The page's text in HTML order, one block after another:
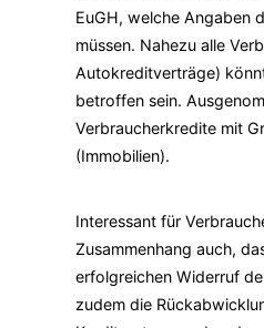
EuGH, welche Angaben
müssen. Nahezu alle
Autokreditverträge)
betroffen sein.
Verbraucherkredite mit
(Immobilien).
Interessant für
Zusammenhang auch,
erfolgreichen Widerruf
zudem die